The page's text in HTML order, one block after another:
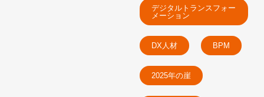
デジタルトランスフォー
メーション
DX人材 BPM
2025年の崖